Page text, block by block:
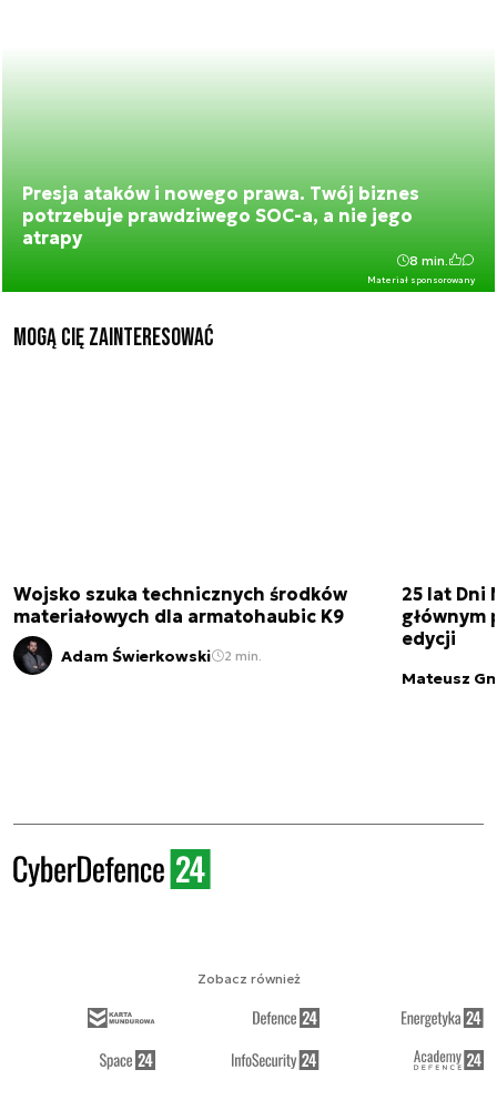
Presja ataków i nowego prawa. Twój biznes
potrzebuje prawdziwego SOC-a, a nie jego
atrapy
Materiał sponsorowany
8 min.
Mogą Cię zainteresować
Wojsko szuka technicznych środków
materiałowych dla armatohaubic K9
Adam Świerkowski 2 min.
25 lat Dni
głównym
edycji
Mateusz
Zobacz również